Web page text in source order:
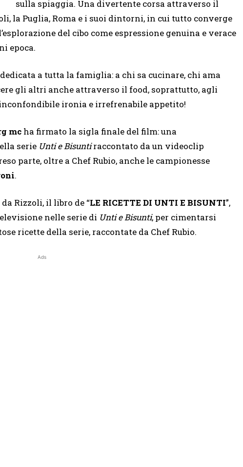
sulla spiaggia. Una divertente corsa attraverso il
la Puglia, Roma e i suoi dintorni, in cui tutto converge
del cibo come espressione genuina e verace
epoca.
a tutta la famiglia: a chi sa cucinare, chi ama
gli altri anche attraverso il food, soprattutto, agli
ironia e irrefrenabile appetito!
mc ha firmato la sigla finale del film: una
serie Unti e Bisuntiraccontato da un videoclip
parte, oltre a Chef Rubio, anche le campionesse
.
Rizzoli, il libro de “LE RICETTE DI UNTI E BISUNTI”,
nelle serie di Unti e Bisunti, per cimentarsi
ricette della serie, raccontate da Chef Rubio.
Ads